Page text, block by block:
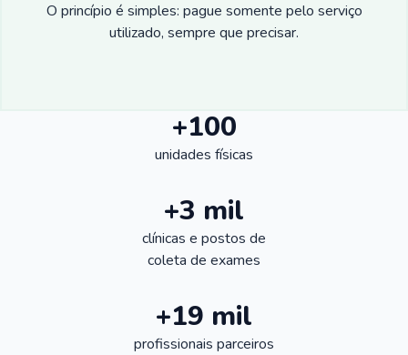
O princípio é simples: pague somente pelo serviço
utilizado, sempre que precisar.
+100
unidades físicas
+3 mil
clínicas e postos de
coleta de exames
+19 mil
profissionais parceiros